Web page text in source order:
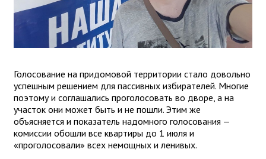
Голосование на придомовой территории стало довольно
успешным решением для пассивных избирателей. Многие
поэтому и соглашались проголосовать во дворе, а на
участок они может быть и не пошли. Этим же
объясняется и показатель надомного голосования —
комиссии обошли все квартиры до 1 июля и
«проголосовали» всех немощных и ленивых.